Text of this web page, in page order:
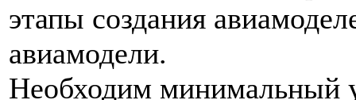
этапы создания
авиамодели.
Необходим минимальный